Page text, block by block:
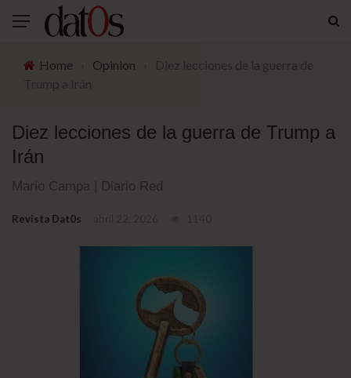
Home Opinion
Diez lecciones de la guerra de Trump a
Irán
Mario Campa | Diario Red
Revista Dat0s